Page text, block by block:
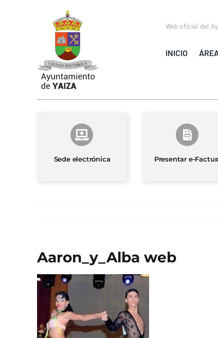
Web oficial del
INICIO
Sede electrónica Presentar e-
Aaron_y_Alba web